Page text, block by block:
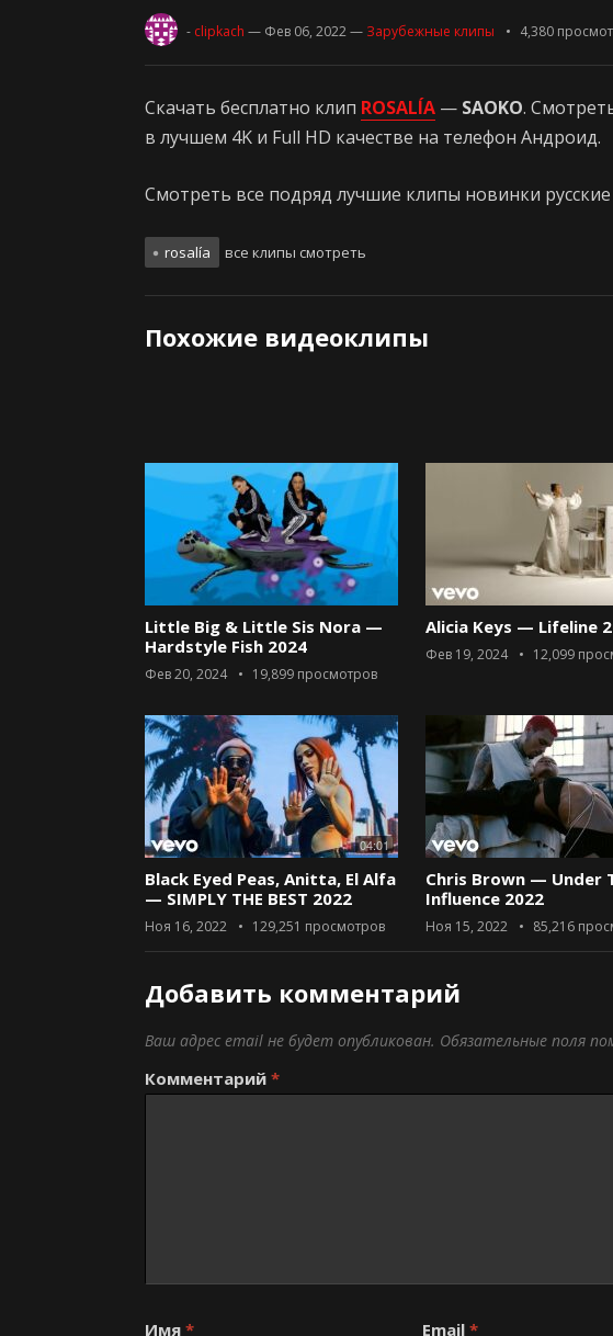
- clipkach — Фев 06, 2022— Зарубежные клипы 4,380
Скачать бесплатно клип ROSALÍA — SAOKO.
в лучшем 4K и Full HD качестве на телефон Андроид.
Смотреть все подряд лучшие клипы новинки
rosalía все клипы смотреть
Похожие видеоклипы
Little Big & Little Sis Nora —
Hardstyle Fish 2024
Фев 20, 2024 19,899 просмотров
Alicia Keys — Lifeline
Фев 19, 2024 12,099
04:01
Black Eyed Peas, Anitta, El Alfa
— SIMPLY THE BEST 2022
Ноя 16, 2022 129,251 просмотров
Chris Brown — Under
Influence 2022
Ноя 15, 2022 85,216
Добавить комментарий
Ваш адрес email не будет опубликован. Обязательные поля
Комментарий *
Имя * Email *